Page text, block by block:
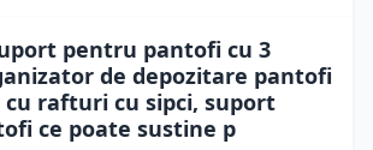
pentru pantofi cu 3
de depozitare pantofi
cu rafturi cu sipci, suport
ce poate sustine p